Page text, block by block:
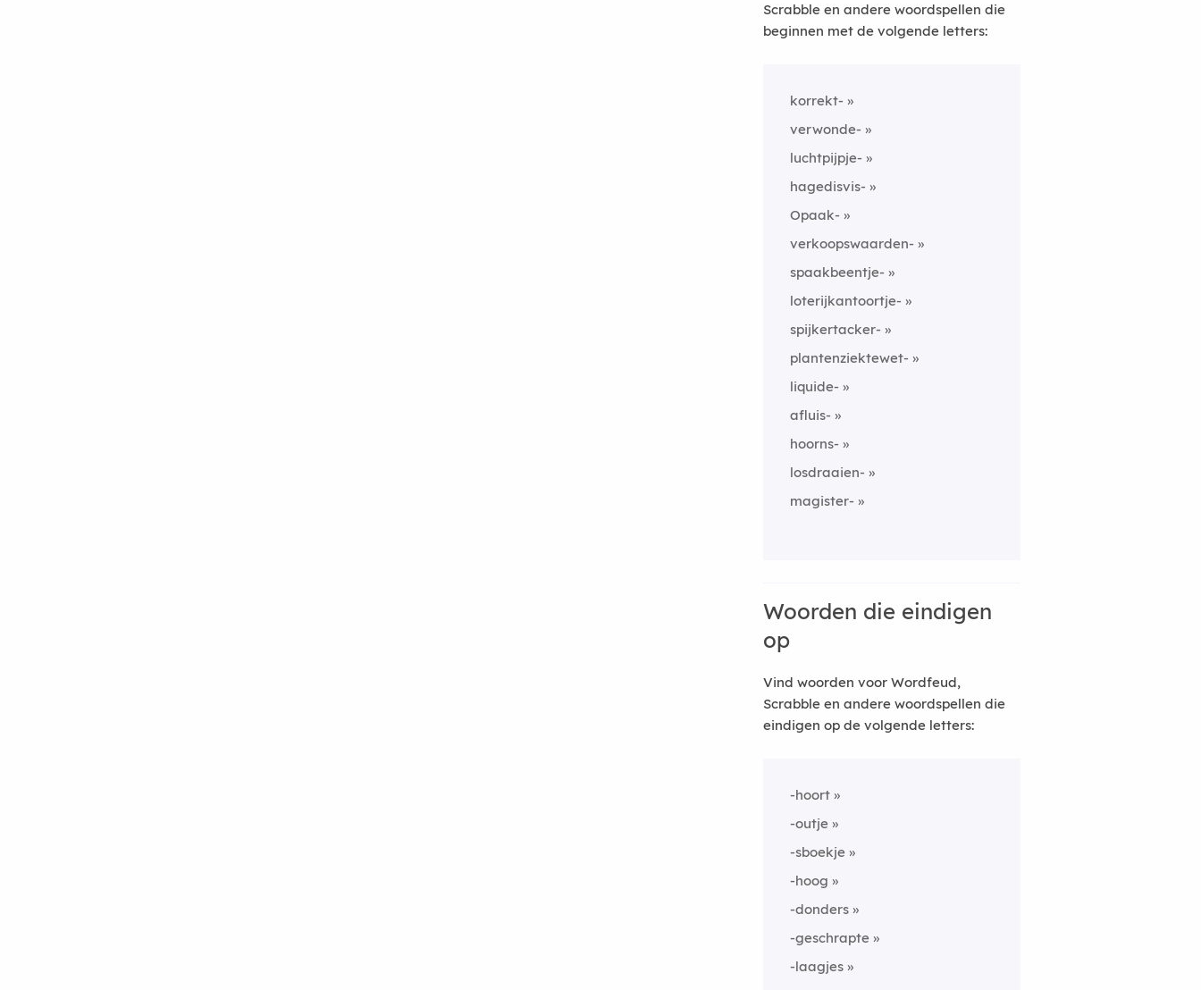
Scrabble en andere woordspellen die
beginnen met de volgende letters:
korrekt-
verwonde-
luchtpijpje-
hagedisvis-
Opaak-
verkoopswaarden-
spaakbeentje-
loterijkantoortje-
spijkertacker-
plantenziektewet-
liquide-
afluis-
hoorns-
losdraaien-
magister-
Woorden die eindigen
op
Vind woorden voor Wordfeud,
Scrabble en andere woordspellen die
eindigen op de volgende letters:
-hoort
-outje
-sboekje
-hoog
-donders
-geschrapte
-laagjes